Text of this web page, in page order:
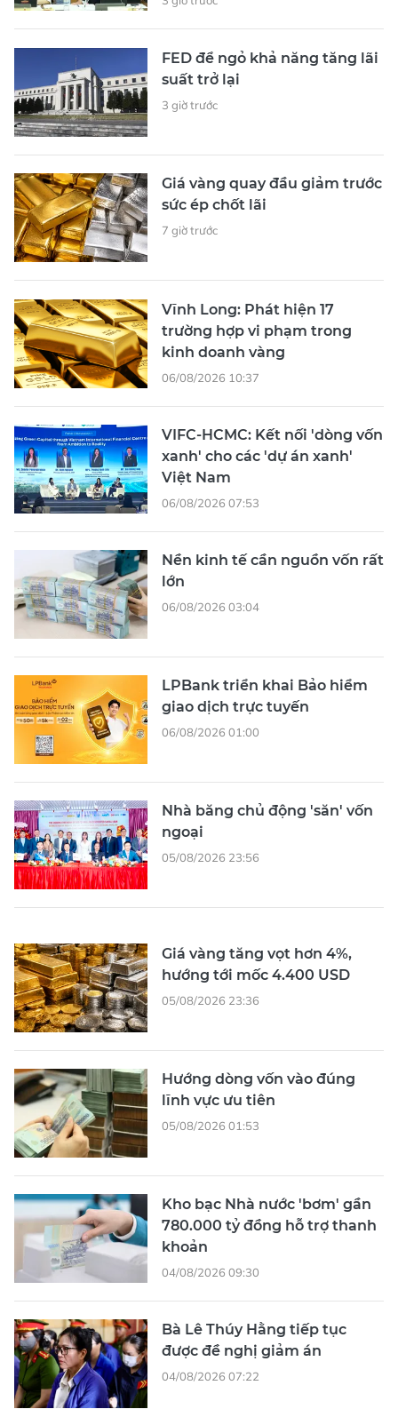
FED để ngỏ khả năng tăng lãi
suất trở lại
3 giờ trước
Giá vàng quay đầu giảm trước
sức ép chốt lãi
7 giờ trước
Vĩnh Long: Phát hiện 17
trường hợp vi phạm trong
kinh doanh vàng
06/08/2026 10:37
VIFC-HCMC: Kết nối 'dòng vốn
xanh' cho các 'dự án xanh'
Việt Nam
06/08/2026 07:53
Nền kinh tế cần nguồn vốn rất
lớn
06/08/2026 03:04
LPBank triển khai Bảo hiểm
giao dịch trực tuyến
06/08/2026 01:00
Nhà băng chủ động 'săn' vốn
ngoại
05/08/2026 23:56
Giá vàng tăng vọt hơn 4%,
hướng tới mốc 4.400 USD
05/08/2026 23:36
Hướng dòng vốn vào đúng
lĩnh vực ưu tiên
05/08/2026 01:53
Kho bạc Nhà nước 'bơm' gần
780.000 tỷ đồng hỗ trợ thanh
khoản
04/08/2026 09:30
Bà Lê Thúy Hằng tiếp tục
được đề nghị giảm án
04/08/2026 07:22